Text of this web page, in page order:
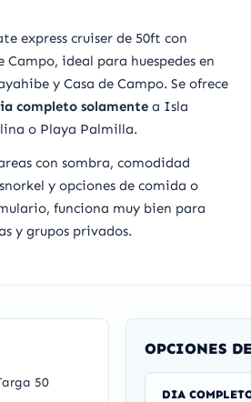
express cruiser de 50ft con
Campo, ideal para huespedes en
y Casa de Campo. Se ofrece
completo solamente a Isla
o Playa Palmilla.
con sombra, comodidad
y opciones de comida o
funciona muy bien para
y grupos privados.
50
OPCIONES
DIA